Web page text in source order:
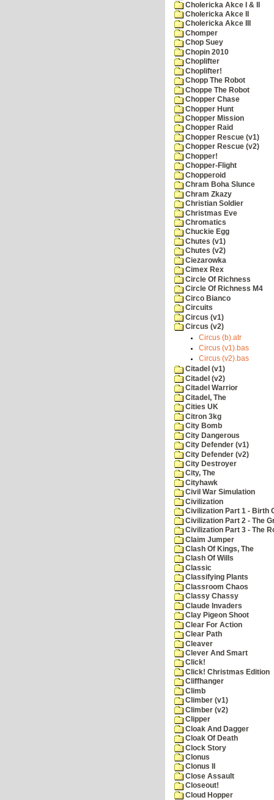
Cholericka Akce I & II
Cholericka Akce II
Cholericka Akce III
Chomper
Chop Suey
Chopin 2010
Choplifter
Choplifter!
Chopp The Robot
Choppe The Robot
Chopper Chase
Chopper Hunt
Chopper Mission
Chopper Raid
Chopper Rescue (v1)
Chopper Rescue (v2)
Chopper!
Chopper-Flight
Chopperoid
Chram Boha Slunce
Chram Zkazy
Christian Soldier
Christmas Eve
Chromatics
Chuckie Egg
Chutes (v1)
Chutes (v2)
Ciezarowka
Cimex Rex
Circle Of Richness
Circle Of Richness M4
Circo Bianco
Circuits
Circus (v1)
Circus (v2)
Circus (b).atr
Circus (v1).bas
Circus (v2).bas
Citadel (v1)
Citadel (v2)
Citadel Warrior
Citadel, The
Cities UK
Citron 3kg
City Bomb
City Dangerous
City Defender (v1)
City Defender (v2)
City Destroyer
City, The
Cityhawk
Civil War Simulation
Civilization
Civilization Part 1 - Birth
Civilization Part 2 - The
Civilization Part 3 - The
Claim Jumper
Clash Of Kings, The
Clash Of Wills
Classic
Classifying Plants
Classroom Chaos
Classy Chassy
Claude Invaders
Clay Pigeon Shoot
Clear For Action
Clear Path
Cleaver
Clever And Smart
Click!
Click! Christmas Edition
Cliffhanger
Climb
Climber (v1)
Climber (v2)
Clipper
Cloak And Dagger
Cloak Of Death
Clock Story
Clonus
Clonus II
Close Assault
Closeout!
Cloud Hopper